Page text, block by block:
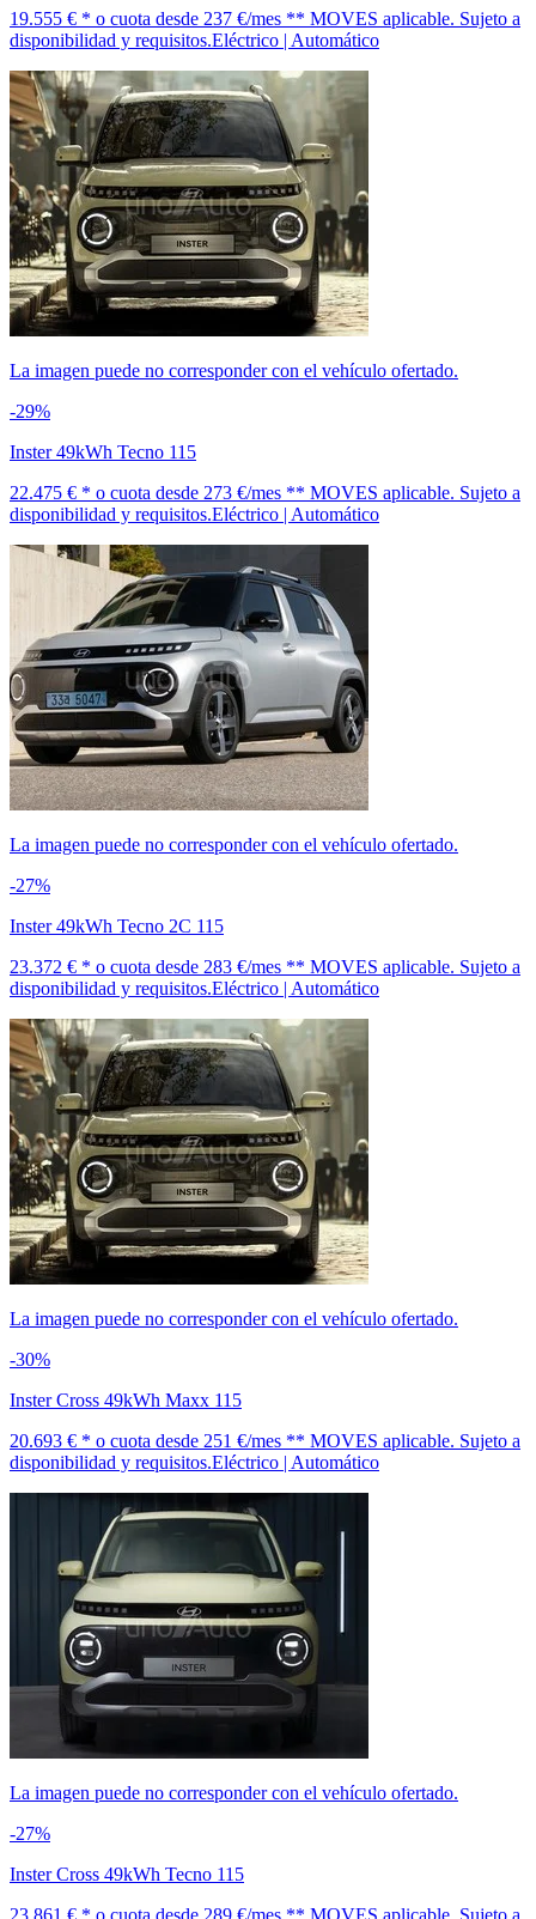
19.555 € * o cuota desde 237 €/mes ** MOVES aplicable. Sujeto a
disponibilidad y requisitos.Eléctrico | Automático
La imagen puede no corresponder con el vehículo ofertado.
-29%
Inster 49kWh Tecno 115
22.475 € * o cuota desde 273 €/mes ** MOVES aplicable. Sujeto a
disponibilidad y requisitos.Eléctrico | Automático
La imagen puede no corresponder con el vehículo ofertado.
-27%
Inster 49kWh Tecno 2C 115
23.372 € * o cuota desde 283 €/mes ** MOVES aplicable. Sujeto a
disponibilidad y requisitos.Eléctrico | Automático
La imagen puede no corresponder con el vehículo ofertado.
-30%
Inster Cross 49kWh Maxx 115
20.693 € * o cuota desde 251 €/mes ** MOVES aplicable. Sujeto a
disponibilidad y requisitos.Eléctrico | Automático
La imagen puede no corresponder con el vehículo ofertado.
-27%
Inster Cross 49kWh Tecno 115
23.861 € * o cuota desde 289 €/mes ** MOVES aplicable. Sujeto a